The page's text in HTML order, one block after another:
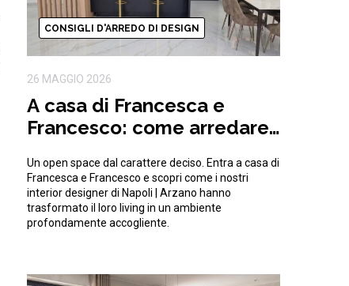
CONSIGLI D'ARREDO DI DESIGN
26 MAGGIO 2026
A casa di Francesca e
Francesco: come arredare
di tendenza
Un open space dal carattere deciso. Entra a casa di
Francesca e Francesco e scopri come i nostri
interior designer di Napoli | Arzano hanno
trasformato il loro living in un ambiente
profondamente accogliente.